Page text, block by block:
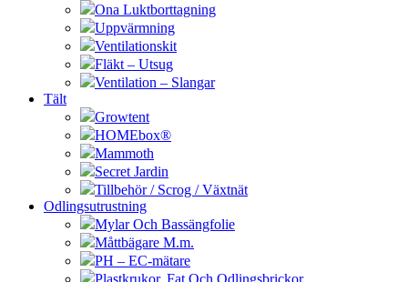
Ona Luktborttagning
Uppvärmning
Ventilationskit
Fläkt – Utsug
Ventilation – Slangar
Tält
Growtent
HOMEbox®
Mammoth
Secret Jardin
Tillbehör / Scrog / Växtnät
Odlingsutrustning
Mylar Och Bassängfolie
Måttbägare M.m.
PH – EC-mätare
Plastkrukor, Fat Och Odlingsbrickor